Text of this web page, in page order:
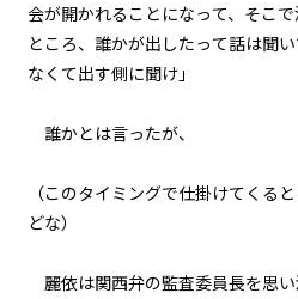
一章
出陣（１
一章
一章
会が開かれることになって、そこ
ところ、誰かが出したって話は聞
なくて出す側に聞け」
誰か――とは言ったが、
（このタイミングで仕掛けてくる
どな）
麗依は関西弁の監査委員長を思